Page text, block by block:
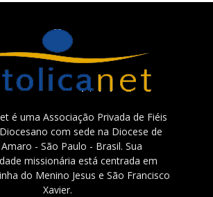
é uma Associação Privada de Fiéis
com sede na Diocese de
- São Paulo - Brasil. Sua
missionária está centrada em
do Menino Jesus e São Francisco
Xavier.